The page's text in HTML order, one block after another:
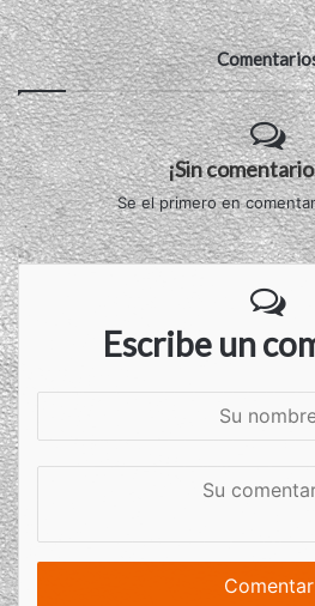
¡Sin
Se el primero en
Escribe un